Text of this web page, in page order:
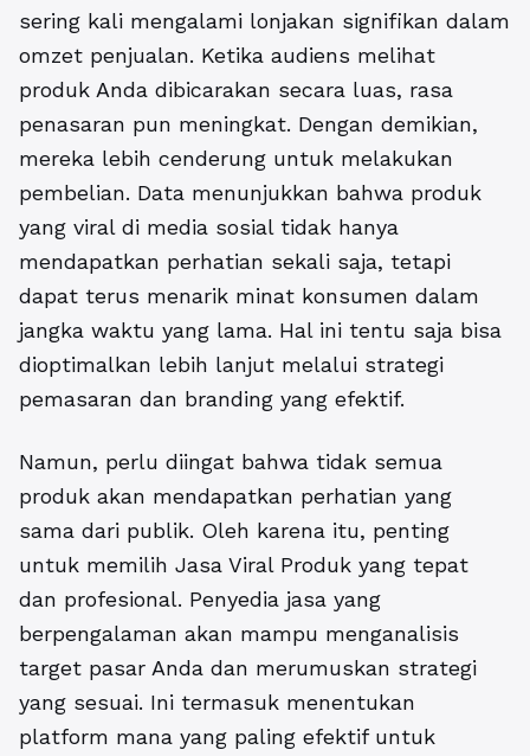
sering kali mengalami lonjakan signifikan dalam
omzet penjualan. Ketika audiens melihat
produk Anda dibicarakan secara luas, rasa
penasaran pun meningkat. Dengan demikian,
mereka lebih cenderung untuk melakukan
pembelian. Data menunjukkan bahwa produk
yang viral di media sosial tidak hanya
mendapatkan perhatian sekali saja, tetapi
dapat terus menarik minat konsumen dalam
jangka waktu yang lama. Hal ini tentu saja bisa
dioptimalkan lebih lanjut melalui strategi
pemasaran dan branding yang efektif.
Namun, perlu diingat bahwa tidak semua
produk akan mendapatkan perhatian yang
sama dari publik. Oleh karena itu, penting
untuk memilih Jasa Viral Produk yang tepat
dan profesional. Penyedia jasa yang
berpengalaman akan mampu menganalisis
target pasar Anda dan merumuskan strategi
yang sesuai. Ini termasuk menentukan
platform mana yang paling efektif untuk